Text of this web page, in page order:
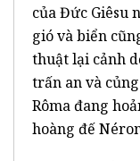
của Đức Giêsu
gió và biển
thuật lại cảnh
trấn an và
Rôma đang
hoàng đế